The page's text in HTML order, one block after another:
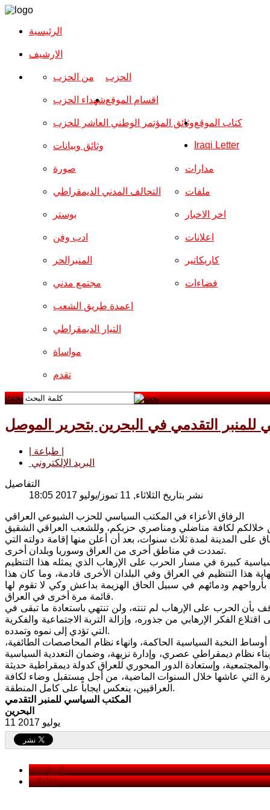
الرئيسية
الارشیف
الحزب من الحزب
شهداء الحزب
وثائق المؤتمر الوطني العاشر للحزب
وثائق وبيانات
اقسام الموقع
صورة
التحالف المدني الديمقراطي
بوستر
ادب وفن
المنبرالحر
مجتمع مدني
مدارات
ملفات
اخر الاخبار
اعلانات
كاريكاتير
فضاءات
اعمدة طريق الشعب
التيار الديمقراطي
مواساة
تقدم
كتاب الموقع
Iraqi Letter
بحث
البريد الإلكتروني
التفاصيل
نشر بتاريخ الثلاثاء, 11 تموز/يوليو 2017 18:05
الرفاق الأعزاء في المكتب السياسي للحزب الشيوعي العراقي
خلالكم لكافة مناضلي ومناصري حزبكم، وللشعب العراقي الشقيق
على المدينة لمدة ثلاث سنوات، بعد أن أعلن منها إقامة دولته التي
تمددت في مناطق أخرى من العراق وسوريا وبلدان أخرى.
كبيرة في مسار الحرب على الإرهاب الذي يمثله هذا التنظيم
هذا التنظيم في العراق وفي البلدان الأخرى قادمة، وما كان هذا
بأرواحهم ودمائهم في سبيل الحاق الهزيمة بداعش وكي لا تقوم لها
قائمة مرة أخرى في العراق.
بأن الحرب على الإرهاب لم تنته، ولن تنتهي باستعادة ما تبقى في
الفكر الإرهابي من جذوره، وإزالة التربة الاجتماعية والفكرية
التي تؤدي إلى نموه وتمدده.
النخبة السياسية الحاكمة، وانهاء نظام المحاصصات الطائفية،
نظام ديمقراطي عصري، وإدارة نزيهة، وضمان التعددية السياسية
ديمقراطية حديثة.
التي عاشها خلال السنوات الماضية، من أجل مستقبل وضاء لكافة
العراقيين، ينعكس ايجاباً على كامل المنطقة.
المكتب السياسي للمنبر التقدمي
البحرين
11 يوليو 2017
< السابق
التالي >